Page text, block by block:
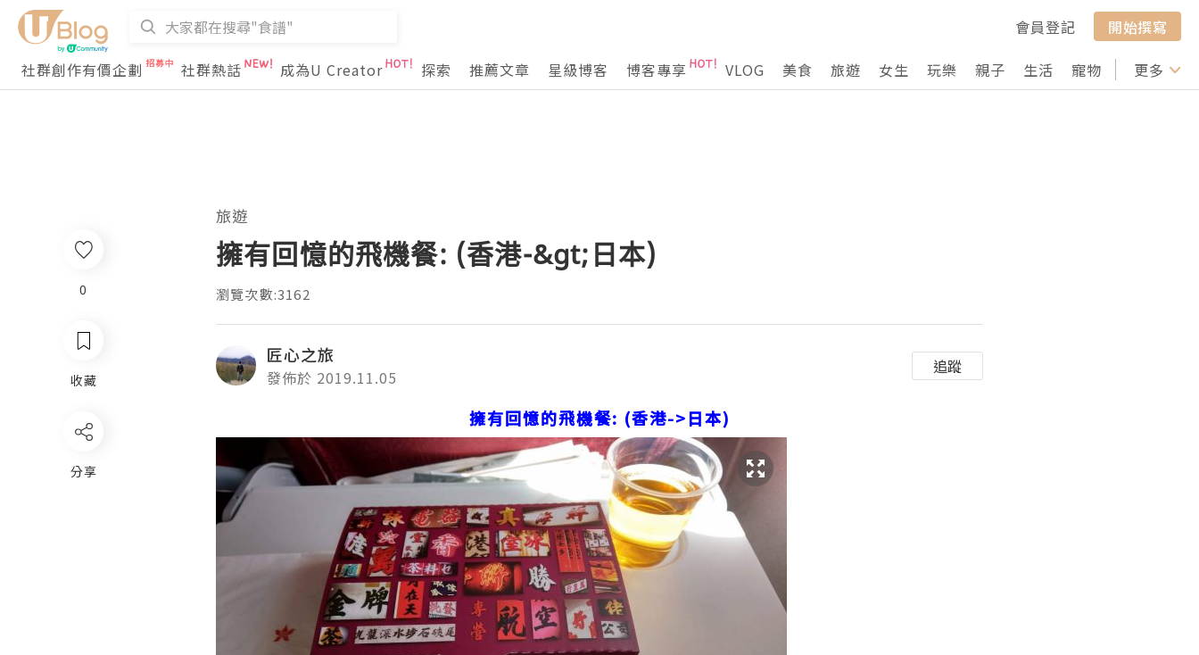
會員登記
開始撰寫
社群創作有價企劃
社群熱話 成為U Creator 探索 推薦文章 星級博客 博客專享 VLOG 美食 旅遊 女生 玩樂 親子 生活 寵物 行山 打卡
更多
0
收藏
分享
旅遊
擁有回憶的飛機餐: (香港-&gt;日本)
瀏覽次數:3162
匠心之旅
發佈於 2019.11.05
追蹤
擁有回憶的飛機餐: (香港->日本)